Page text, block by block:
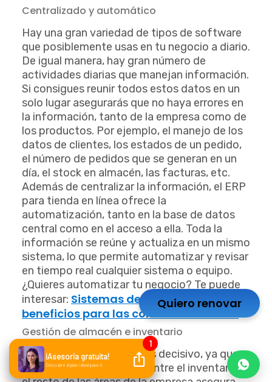
Centralizado y automático
Hay una gran variedad de tipos de software
que posiblemente usas en tu negocio a diario.
De igual manera, hay gran número de
actividades diarias que manejan información.
Si consigues reunir todos estos datos en un
solo lugar asegurarás que no haya errores en
la información, tanto de la empresa como de
los productos. Por ejemplo, el manejo de los
datos de clientes, los estados de un pedido,
el número de pedidos que se generan en un
día, el stock en almacén, las facturas, etc.
Además de centralizar la información, el ERP
para tienda en línea ofrece la
automatización, tanto en la base de datos
central como en el acceso a ella. Toda la
información se reúne y actualiza en un mismo
sistema, lo que permite automatizar y revisar
en tiempo real cualquier sistema o equipo.
¿Quieres automatizar tu negocio? Te puede
interesar: Sistemas de gestión: 7
beneficios para las comercializadoras
Gestión de almacén e inventario
Usar un ERP en almacén es decisivo, ya que
una correcta integración entre el inventario y
Quiero renovar